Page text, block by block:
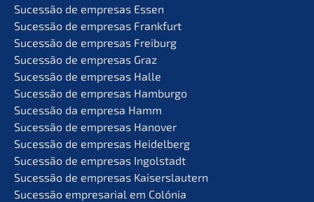
Suces­são de empre­sas Essen
Suces­são de empre­sas Frankfurt
Suces­são de empre­sas Freiburg
Suces­são de empre­sas Graz
Suces­são de empre­sas Halle
Suces­são de empre­sas Hamburgo
Suces­são da empre­sa Hamm
Suces­são de empre­sas Hanover
Suces­são de empre­sas Heidelberg
Suces­são de empre­sas Ingolstadt
Suces­são de empre­sas Kaiserslautern
Suces­são empre­sa­ri­al em Colónia